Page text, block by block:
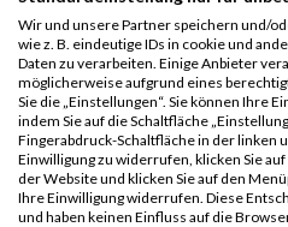
Legende:
GPos = Geschlechter Position,
Team Position, DNS = Did not start,
Disqualifiziert
Wir und unsere Partner speichern und/
wie z. B. eindeutige IDs in cookie und
Daten zu verarbeiten. Einige Anbieter
möglicherweise aufgrund eines
Sie die „Einstellungen“. Sie können Ihre
indem Sie auf die Schaltfläche
Fingerabdruck-Schaltfläche in der linken
Einwilligung zu widerrufen, klicken Sie
der Website und klicken Sie auf den
Ihre Einwilligung widerrufen. Diese
und haben keinen Einfluss auf die